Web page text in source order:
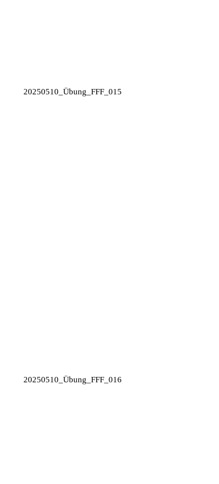
20250510_Übung_FFF_015
20250510_Übung_FFF_016